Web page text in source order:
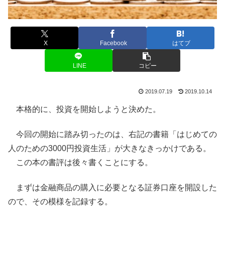
X Facebook はてブ
LINE コピー
2019.07.19 2019.10.14
本格的に、投資を開始しようと決めた。
今回の開始に踏み切ったのは、右記の書籍「はじめての
人のための3000円投資生活」が大きなきっかけである。
この本の書評は後々書くことにする。
まずは金融商品の購入に必要となる証券口座を開設した
ので、その模様を記録する。